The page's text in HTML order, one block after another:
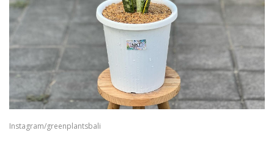
Instagram/greenplantsbali